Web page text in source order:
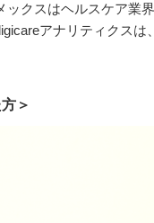
ックスはヘルスケア業
アナリティクスは
＞